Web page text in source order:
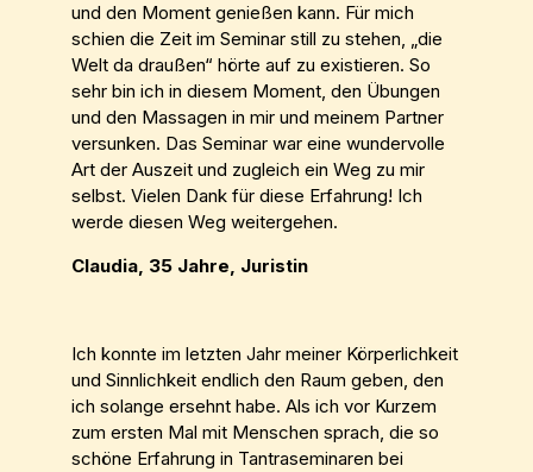
und den Moment genießen kann. Für mich
schien die Zeit im Seminar still zu stehen, „die
Welt da draußen“ hörte auf zu existieren. So
sehr bin ich in diesem Moment, den Übungen
und den Massagen in mir und meinem Partner
versunken. Das Seminar war eine wundervolle
Art der Auszeit und zugleich ein Weg zu mir
selbst. Vielen Dank für diese Erfahrung! Ich
werde diesen Weg weitergehen.
Claudia, 35 Jahre, Juristin
Ich konnte im letzten Jahr meiner Körperlichkeit
und Sinnlichkeit endlich den Raum geben, den
ich solange ersehnt habe. Als ich vor Kurzem
zum ersten Mal mit Menschen sprach, die so
schöne Erfahrung in Tantraseminaren bei